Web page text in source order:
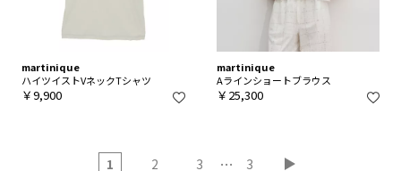
martinique
ハイツイストVネックTシャツ
￥9,900
martinique
Aラインショートブラウス
￥25,300
1 2 3 … 3